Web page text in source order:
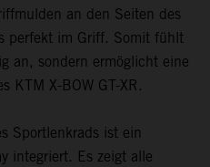
an den Seiten des
perfekt im Griff. Somit fühlt
an, sondern ermöglicht eine
KTM X-BOW GT-XR.
Sportlenkrads ist ein
integriert. Es zeigt alle